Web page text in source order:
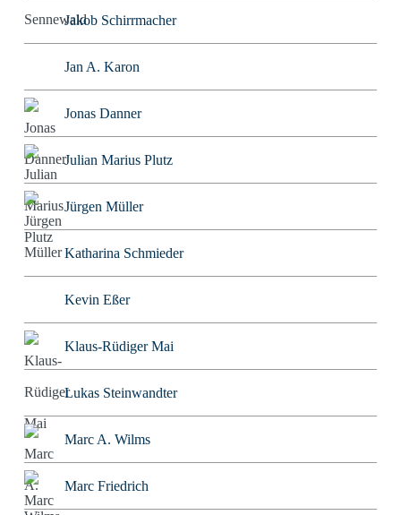
Jakob Schirrmacher
Jan A. Karon
Jonas Danner
Julian Marius Plutz
Jürgen Müller
Katharina Schmieder
Kevin Eßer
Klaus-Rüdiger Mai
Lukas Steinwandter
Marc A. Wilms
Marc Friedrich